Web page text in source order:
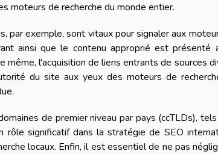
moteurs de recherche du monde entier.
par exemple, sont vitaux pour signaler aux
ainsi que le contenu approprié est
même, l'acquisition de liens entrants de sources
du site aux yeux des moteurs de
de premier niveau par pays (ccTLDs),
rôle significatif dans la stratégie de SEO
locaux. Enfin, il est essentiel de ne pas